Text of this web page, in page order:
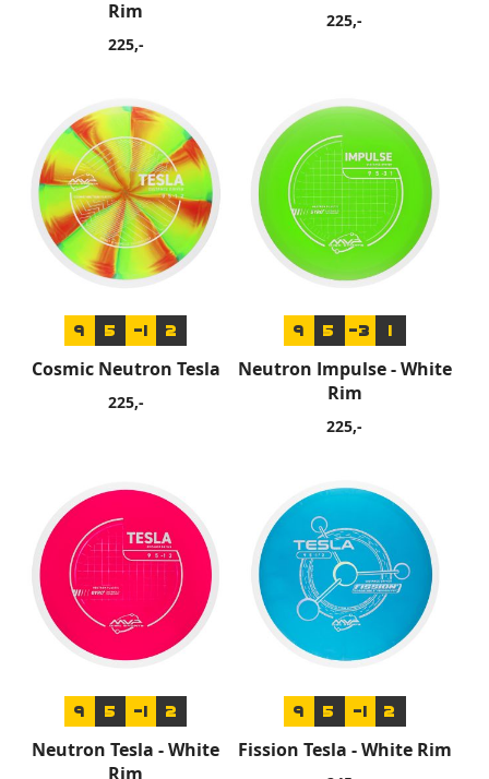
Rim
225,-
225,-
9 5 -1 2
Cosmic Neutron Tesla
225,-
9 5 -3 1
Neutron Impulse - White
Rim
225,-
9 5 -1 2
Neutron Tesla - White
Rim
9 5 -1 2
Fission Tesla - White Rim